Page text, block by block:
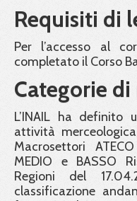
Requisiti di
Per l’accesso al
completato il Corso
Categorie di
L’INAIL ha
attività
Macrosettori
MEDIO e BASSO
Regioni del
classificazione